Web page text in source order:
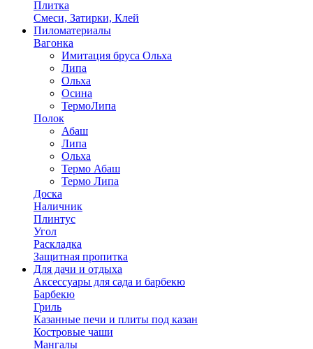
Плитка
Смеси, Затирки, Клей
Пиломатериалы
Вагонка
Имитация бруса Ольха
Липа
Ольха
Осина
ТермоЛипа
Полок
Абаш
Липа
Ольха
Термо Абаш
Термо Липа
Доска
Наличник
Плинтус
Угол
Раскладка
Защитная пропитка
Для дачи и отдыха
Аксессуары для сада и барбекю
Барбекю
Гриль
Казанные печи и плиты под казан
Костровые чаши
Мангалы